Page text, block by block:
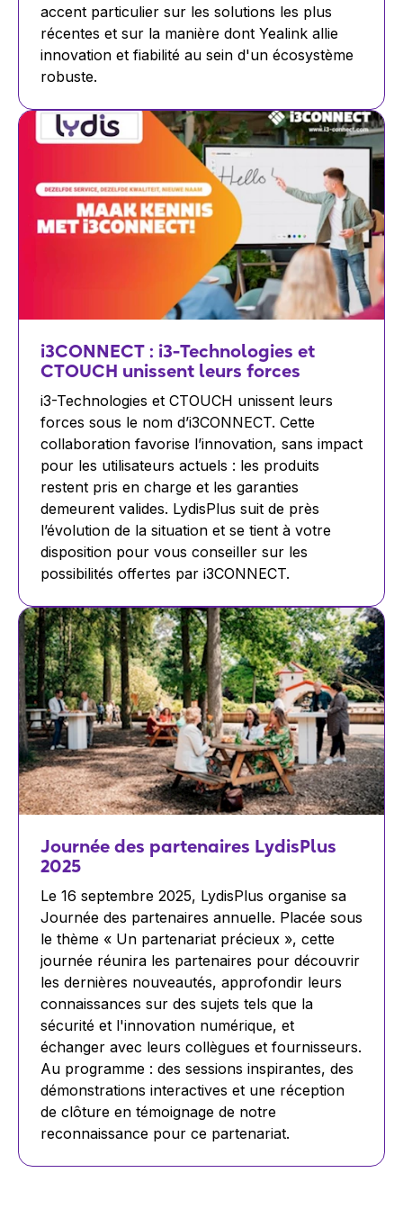
accent particulier sur les solutions les plus
récentes et sur la manière dont Yealink allie
innovation et fiabilité au sein d'un écosystème
robuste.
i3CONNECT : i3-Technologies et
CTOUCH unissent leurs forces
i3-Technologies et CTOUCH unissent leurs
forces sous le nom d’i3CONNECT. Cette
collaboration favorise l’innovation, sans impact
pour les utilisateurs actuels : les produits
restent pris en charge et les garanties
demeurent valides. LydisPlus suit de près
l’évolution de la situation et se tient à votre
disposition pour vous conseiller sur les
possibilités offertes par i3CONNECT.
Journée des partenaires LydisPlus
2025
Le 16 septembre 2025, LydisPlus organise sa
Journée des partenaires annuelle. Placée sous
le thème « Un partenariat précieux », cette
journée réunira les partenaires pour découvrir
les dernières nouveautés, approfondir leurs
connaissances sur des sujets tels que la
sécurité et l'innovation numérique, et
échanger avec leurs collègues et fournisseurs.
Au programme : des sessions inspirantes, des
démonstrations interactives et une réception
de clôture en témoignage de notre
reconnaissance pour ce partenariat.